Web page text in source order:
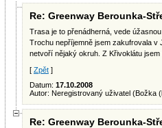
Re: Greenway Berounka-
Trasa je to přenádherná, vede
Trochu nepříjemně jsem zakufrovala v
netvoří nějaký okruh. Z Křivoklátu jsem
[ Zpět ]
Datum: 17.10.2008
Autor: Neregistrovaný uživatel (Božka (
Re: Greenway Berounka-